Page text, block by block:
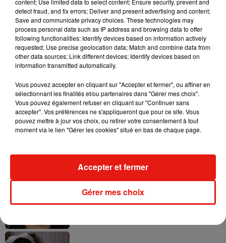
7 août 2026
Angèle et Amélie Lens dévoilent leur
collaboration tant attendue
Benny Blanco invite Selena Gomez et
Becky G sur son nouveau single
4 août 2026
Tiny Desk invite Charlie Puth pour une
content; Use limited data to select content; Ensure security, prevent and
detect fraud, and fix errors; Deliver and present advertising and content;
Save and communicate privacy choices. These technologies may
process personal data such as IP address and browsing data to offer
following functionalities: Identify devices based on information actively
requested; Use precise geolocation data; Match and combine data from
other data sources; Link different devices; Identify devices based on
information transmitted automatically.
Vous pouvez accepter en cliquant sur "Accepter et fermer", ou affiner en
sélectionnant les finalités et/ou partenaires dans "Gérer mes choix".
Vous pouvez également refuser en cliquant sur "Continuer sans
accepter". Vos préférences ne s'appliqueront que pour ce site. Vous
pouvez mettre à jour vos choix, ou retirer votre consentement à tout
moment via le lien "Gérer les cookies" situé en bas de chaque page.
Gérer mes choix
Accepter et fermer